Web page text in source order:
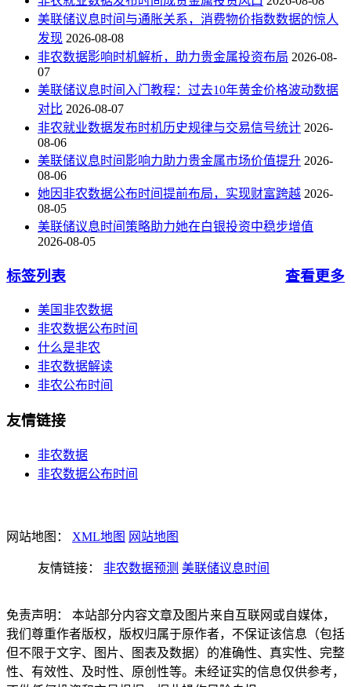
美联储议息时间与通胀关系，消费物价指数数据的惊人
发现 2026-08-08
非农数据影响时机解析，助力贵金属投资布局 2026-08-
07
美联储议息时间入门教程：过去10年黄金价格波动数据
对比 2026-08-07
非农就业数据发布时机历史规律与交易信号统计 2026-
08-06
美联储议息时间影响力助力贵金属市场价值提升 2026-
08-06
她因非农数据公布时间提前布局，实现财富跨越 2026-
08-05
美联储议息时间策略助力她在白银投资中稳步增值
2026-08-05
标签列表 查看更多
美国非农数据
非农数据公布时间
什么是非农
非农数据解读
非农公布时间
友情链接
非农数据
非农数据公布时间
网站地图： XML地图 网站地图
友情链接： 非农数据预测 美联储议息时间
免责声明： 本站部分内容文章及图片来自互联网或自媒体，
我们尊重作者版权，版权归属于原作者，不保证该信息（包括
但不限于文字、图片、图表及数据）的准确性、真实性、完整
性、有效性、及时性、原创性等。未经证实的信息仅供参考，